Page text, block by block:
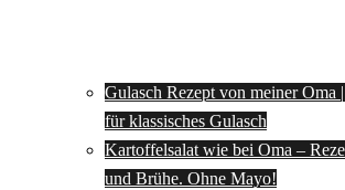
Gulasch Rezept von meiner Oma
für klassisches Gulasch
Kartoffelsalat wie bei Oma –
und Brühe. Ohne Mayo!